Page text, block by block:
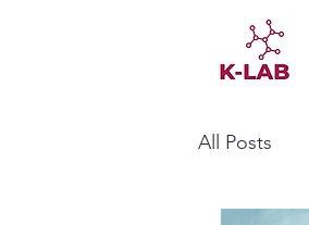
All Posts